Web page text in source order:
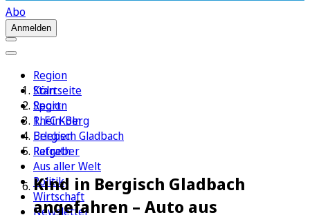
Abo
Anmelden
Region
Köln
Sport
1. FC Köln
Erleben
Ratgeber
Aus aller Welt
Politik
Wirtschaft
Newsletter
Startseite
Region
Rhein-Berg
Bergisch Gladbach
Refrath
Kind in Bergisch Gladbach
angefahren – Auto aus